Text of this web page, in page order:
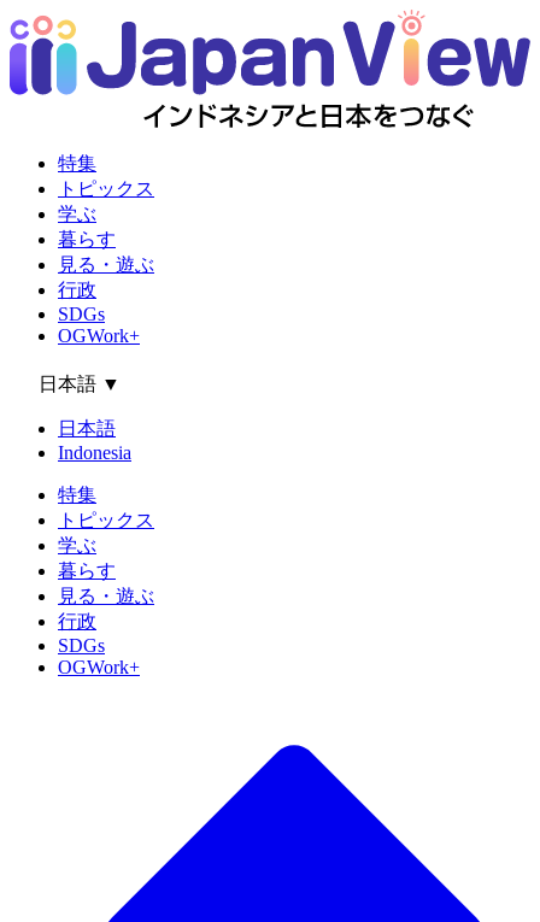
特集
トピックス
学ぶ
暮らす
見る・遊ぶ
行政
SDGs
OGWork+
日本語 ▼
日本語
Indonesia
特集
トピックス
学ぶ
暮らす
見る・遊ぶ
行政
SDGs
OGWork+